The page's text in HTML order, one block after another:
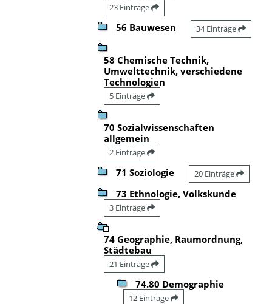
23 Einträge
56 Bauwesen 34 Einträge
58 Chemische Technik,
Umwelttechnik, verschiedene
Technologien
5 Einträge
70 Sozialwissenschaften
allgemein
2 Einträge
71 Soziologie 20 Einträge
73 Ethnologie, Volkskunde
3 Einträge
74 Geographie, Raumordnung,
Städtebau
21 Einträge
74.80 Demographie
12 Einträge